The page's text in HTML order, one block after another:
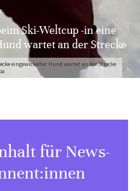
eingewickelter Hund wartet an der Strecke
Ski-Weltcup -in eine
wartet an der Strecke
für News-